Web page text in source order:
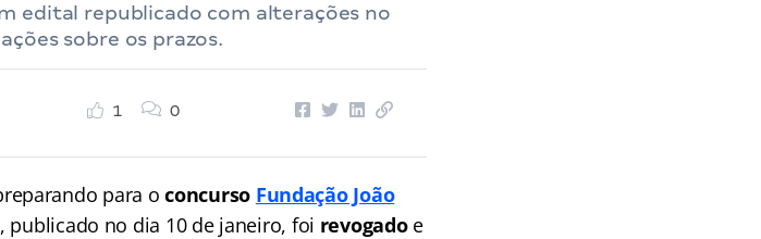
edital republicado com alterações no
sobre os prazos.
1 0
para oconcurso Fundação João
publicado no dia 10 de janeiro, foi revogadoe